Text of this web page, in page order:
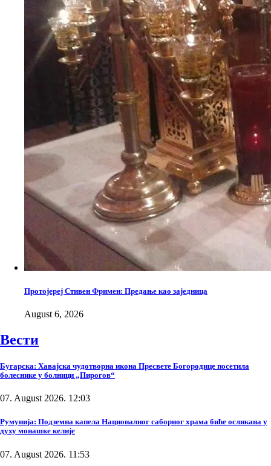
Протојереј Стивен Фримен: Предање као заједница
August 6, 2026
Вести
Бугарска: Хавајска чудотворна икона Пресвете Богородице посетила
болеснике у болници „Пирогов“
07. August 2026. 12:03
Румунија: Подземна капела Националног саборног храма биће осликана у
духу монашке келије
07. August 2026. 11:53